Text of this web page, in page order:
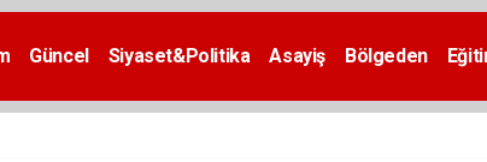
Güncel Siyaset&Politika Asayiş Bölgeden